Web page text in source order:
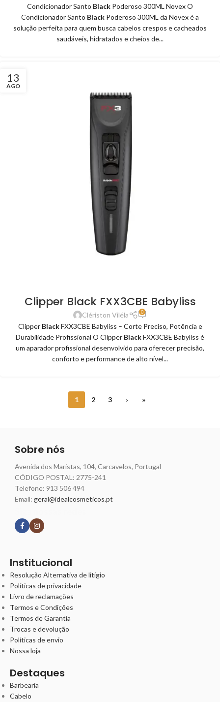
Condicionador Santo Black Poderoso 300ML Novex O
Condicionador Santo Black Poderoso 300ML da Novex é a
solução perfeita para quem busca cabelos crespos e cacheados
saudáveis, hidratados e cheios de...
13
AGO
Clipper Black FXX3CBE Babyliss
Clériston Viléla 0
Clipper BlackFXX3CBE Babyliss – Corte Preciso, Potência e
Durabilidade Profissional O Clipper BlackFXX3CBE Babyliss é
um aparador profissional desenvolvido para oferecer precisão,
conforto e performance de alto nível...
1 2 3 › »
Sobre nós
Avenida dos Maristas, 104, Carcavelos, Portugal
CÓDIGO POSTAL: 2775-241
Telefone: 913 506 494
Email: geral@idealcosmeticos.pt
Institucional
Resolução Alternativa de litígio
Políticas de privacidade
Livro de reclamações
Termos e Condições
Termos de Garantia
Trocas e devolução
Políticas de envio
Nossa loja
Destaques
Barbearia
Cabelo